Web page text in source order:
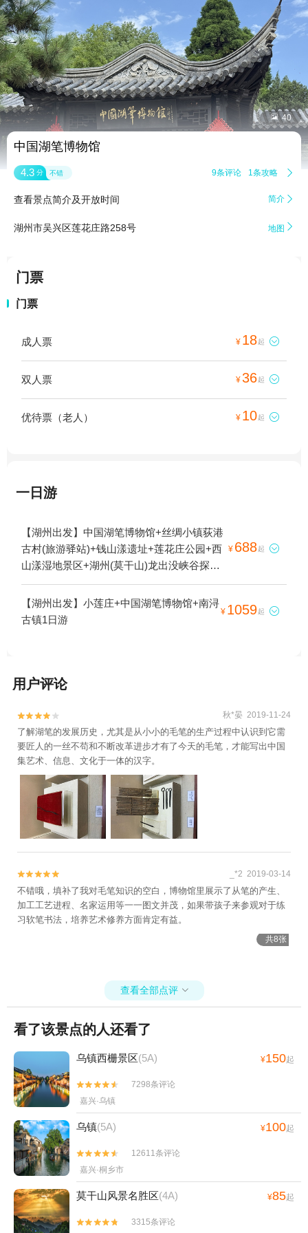
 40
中国湖笔博物馆
4.3 分 不错 9条评论 1条攻略 
查看景点简介及开放时间 简介 
湖州市吴兴区莲花庄路258号 地图 
门票
门票
成人票 ¥ 18起 
双人票 ¥36起 
优待票（老人） ¥ 10起 
一日游
【湖州出发】中国湖笔博物馆+丝绸小镇荻港
古村(旅游驿站)+钱山漾遗址+莲花庄公园+西
山漾湿地景区+湖州(莫干山)龙出没峡谷探险
漂流+世界乡村旅游小镇+湖州未来机器人探
索乐园1日游
¥ 688起 
【湖州出发】小莲庄+中国湖笔博物馆+南浔
古镇1日游
¥ 1059起 
用户评论

 秋*晏 2019-11-24
了解湖笔的发展历史，尤其是从小小的毛笔的生产过程中认识到它需
要匠人的一丝不苟和不断改革进步才有了今天的毛笔，才能写出中国
集艺术、信息、文化于一体的汉字。

 _*2 2019-03-14
不错哦，填补了我对毛笔知识的空白，博物馆里展示了从笔的产生、
加工工艺进程、名家运用等一一图文并茂，如果带孩子来参观对于练
习软笔书法，培养艺术修养方面肯定有益。
共8张
查看全部点评 
看了该景点的人还看了
乌镇西栅景区(5A) ¥150起


7298条评论
嘉兴·乌镇
乌镇(5A) ¥100起


12611条评论
嘉兴·桐乡市
莫干山风景名胜区(4A) ¥85起

 3315条评论
